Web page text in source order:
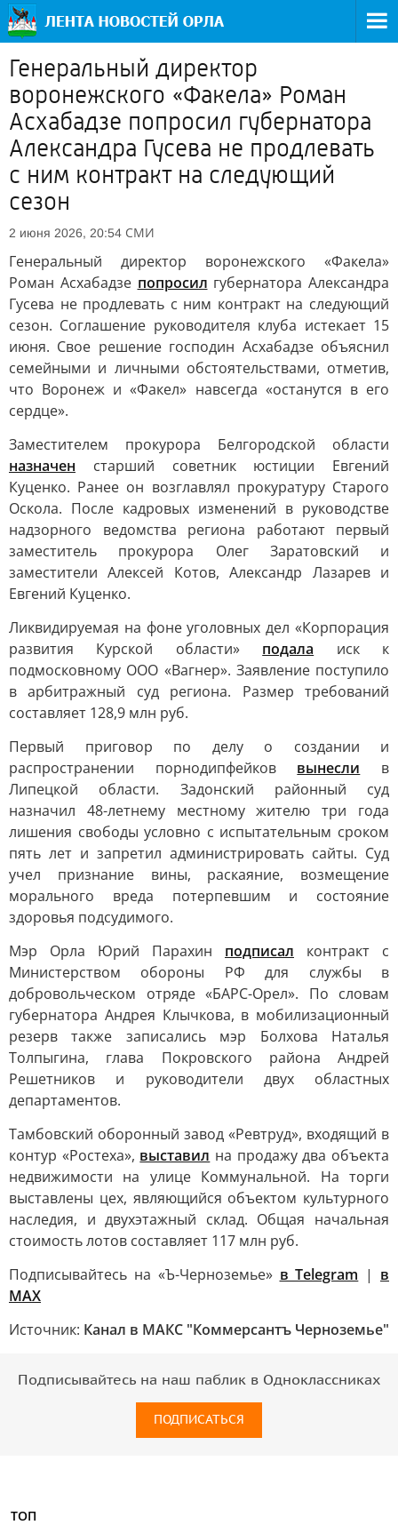
Генеральный директор
воронежского «Факела» Роман
Асхабадзе попросил губернатора
Александра Гусева не продлевать
с ним контракт на следующий
сезон
2 июня 2026, 20:54 СМИ
Генеральный директор воронежского «Факела»
Роман Асхабадзе попросил губернатора Александра
Гусева не продлевать с ним контракт на следующий
сезон. Соглашение руководителя клуба истекает 15
июня. Свое решение господин Асхабадзе объяснил
семейными и личными обстоятельствами, отметив,
что Воронеж и «Факел» навсегда «останутся в его
сердце».
Заместителем прокурора Белгородской области
назначен старший советник юстиции Евгений
Куценко. Ранее он возглавлял прокуратуру Старого
Оскола. После кадровых изменений в руководстве
надзорного ведомства региона работают первый
заместитель прокурора Олег Заратовский и
заместители Алексей Котов, Александр Лазарев и
Евгений Куценко.
Ликвидируемая на фоне уголовных дел «Корпорация
развития Курской области» подала иск к
подмосковному ООО «Вагнер». Заявление поступило
в арбитражный суд региона. Размер требований
составляет 128,9 млн руб.
Первый приговор по делу о создании и
распространении порнодипфейков вынесли в
Липецкой области. Задонский районный суд
назначил 48-летнему местному жителю три года
лишения свободы условно с испытательным сроком
пять лет и запретил администрировать сайты. Суд
учел признание вины, раскаяние, возмещение
морального вреда потерпевшим и состояние
здоровья подсудимого.
Мэр Орла Юрий Парахин подписал контракт с
Министерством обороны РФ для службы в
добровольческом отряде «БАРС-Орел». По словам
губернатора Андрея Клычкова, в мобилизационный
резерв также записались мэр Болхова Наталья
Толпыгина, глава Покровского района Андрей
Решетников и руководители двух областных
департаментов.
Тамбовский оборонный завод «Ревтруд», входящий в
контур «Ростеха», выставил на продажу два объекта
недвижимости на улице Коммунальной. На торги
выставлены цех, являющийся объектом культурного
наследия, и двухэтажный склад. Общая начальная
стоимость лотов составляет 117 млн руб.
Подписывайтесь на «Ъ-Черноземье» в Telegram | в
MAX
Источник: Канал в МАКС "Коммерсантъ Черноземье"
Подписывайтесь на наш паблик в Одноклассниках
ПОДПИСАТЬСЯ
ТОП